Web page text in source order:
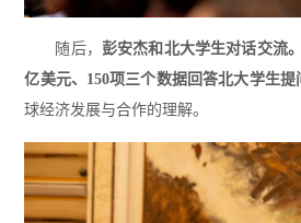
随后， 彭安杰和北大学生对话交流
亿美元、150项三个数据回答北大学生提
球经济发展与合作的理解。